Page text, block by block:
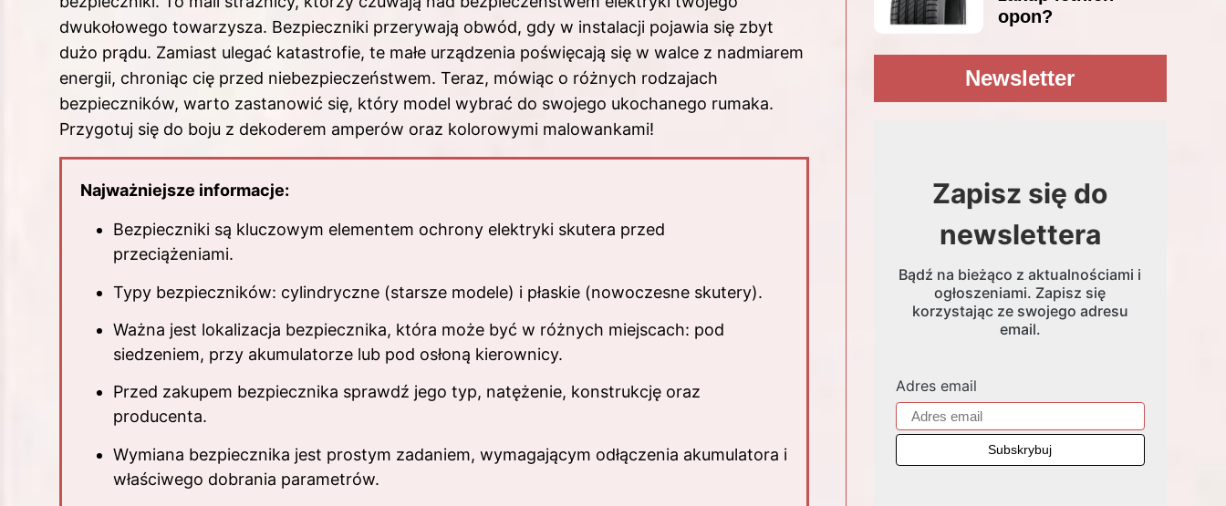
dwukołowego towarzysza. Bezpieczniki przerywają obwód, gdy w instalacji pojawia się zbyt
dużo prądu. Zamiast ulegać katastrofie, te małe urządzenia poświęcają się w walce z nadmiarem
energii, chroniąc cię przed niebezpieczeństwem. Teraz, mówiąc o różnych rodzajach
bezpieczników, warto zastanowić się, który model wybrać do swojego ukochanego rumaka.
Przygotuj się do boju z dekoderem amperów oraz kolorowymi malowankami!
Najważniejsze informacje:
Bezpieczniki są kluczowym elementem ochrony elektryki skutera przed
przeciążeniami.
Typy bezpieczników: cylindryczne (starsze modele) i płaskie (nowoczesne skutery).
Ważna jest lokalizacja bezpiecznika, która może być w różnych miejscach: pod
siedzeniem, przy akumulatorze lub pod osłoną kierownicy.
Przed zakupem bezpiecznika sprawdź jego typ, natężenie, konstrukcję oraz
producenta.
Wymiana bezpiecznika jest prostym zadaniem, wymagającym odłączenia akumulatora i
właściwego dobrania parametrów.
opon?
Newsletter
Zapisz się do
newslettera
Bądź na bieżąco z aktualnościami i
ogłoszeniami. Zapisz się
korzystając ze swojego adresu
email.
Adres email